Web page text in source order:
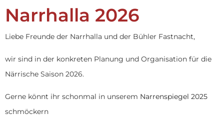
Narrhalla 2026
Liebe Freunde der Narrhalla und der Bühler Fastnacht,
wir sind in der konkreten Planung und Organisation für die
Närrische Saison 2026.
Gerne könnt ihr schonmal in unserem Narrenspiegel 2025
schmöckern